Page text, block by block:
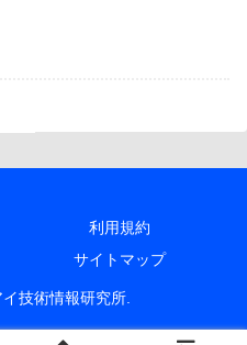
利用規約
サイトマップ
技術情報研究所.